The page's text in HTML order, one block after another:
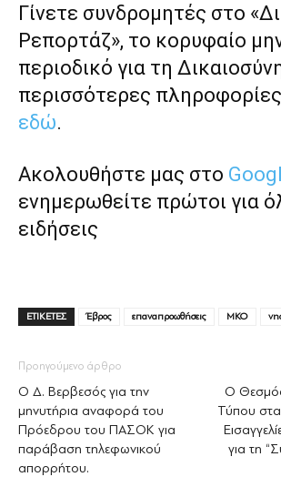
Γίνετε συνδρομητές στο
Ρεπορτάζ», το κορυφαίο
περιοδικό για τη
περισσότερες
εδώ.
Ακολουθήστε μας στο
ενημερωθείτε πρώτοι για
ειδήσεις
ΕΤΙΚΕΤΕΣ Έβρος επαναπροωθήσεις ΜΚΟ
Προηγούμενο άρθρο
Ο Δ. Βερβεσός για την
μηνυτήρια αναφορά του
Πρόεδρου του ΠΑΣΟΚ για
παράβαση τηλεφωνικού
απορρήτου.
Ο
Τύπου στα
για τη